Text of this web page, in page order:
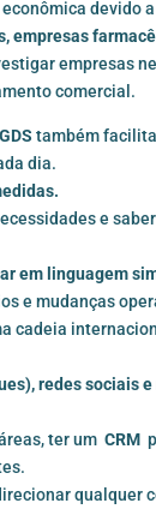
devido
empresas
empresas
comercial.
GDS também
dia.
e
em linguagem
e mudanças
cadeia
redes sociais
ter umCRM